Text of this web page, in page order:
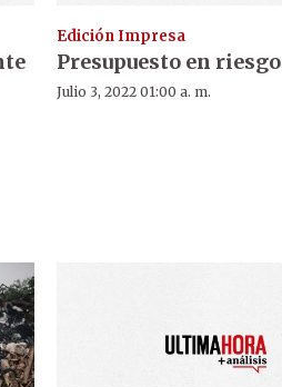
Edición Impresa
Presupuesto en riesgo
Julio 3, 2022 01:00 a. m.